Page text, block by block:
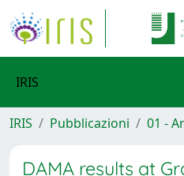
IRIS
IRIS Pubblicazioni 01 -
DAMA results at